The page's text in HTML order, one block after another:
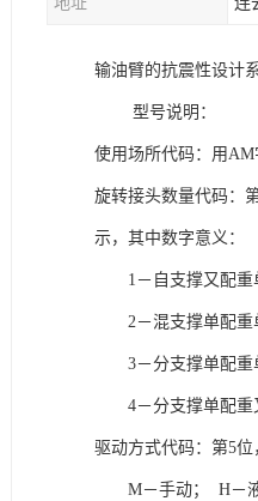
输油臂的抗震性设计
型号说明：
使用场所代码：用AM
旋转接头数量代码：
示，其中数字意义：
1－自支撑又配重
2－混支撑单配重
3－分支撑单配重
4－分支撑单配重
驱动方式代码：第5位
M－手动； H－液